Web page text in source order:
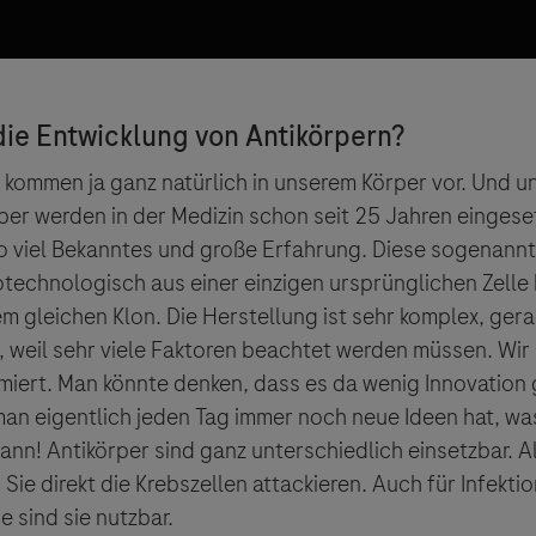
ja ganz natürlich in unserem Körper vor. Und
werden in der Medizin schon seit 25 Jahren
viel Bekanntes und große Erfahrung. Diese
aus einer einzigen ursprünglichen
gleichen Klon. Die Herstellung ist sehr komplex,
sehr viele Faktoren beachtet werden müssen.
Man könnte denken, dass es da wenig
eigentlich jeden Tag immer noch neue Ideen hat,
Antikörper sind ganz unterschiedlich einsetzbar.
direkt die Krebszellen attackieren. Auch für
sind sie nutzbar.